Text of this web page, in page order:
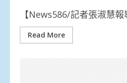
【News586/記者張淑慧報
Read More